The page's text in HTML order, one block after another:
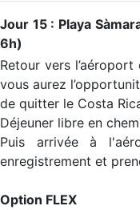
Jour 15 : Playa
6h)
Retour vers
vous aurez
de quitter le Costa
Déjeuner libre en
Puis arrivée à
enregistrement et
Option FLEX